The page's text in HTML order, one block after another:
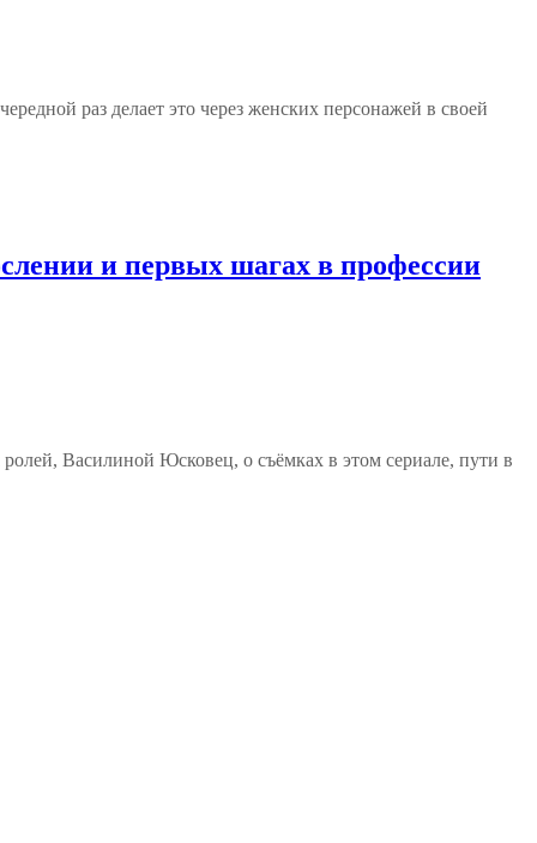
раз делает это через женских персонажей в своей
и первых шагах в профессии
Василиной Юсковец, о съёмках в этом сериале, пути в